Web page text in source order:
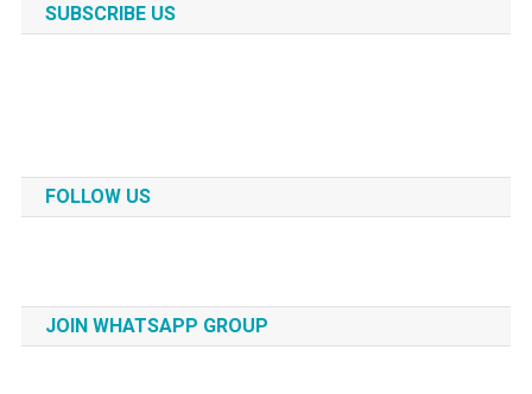
SUBSCRIBE US
FOLLOW US
JOIN WHATSAPP GROUP